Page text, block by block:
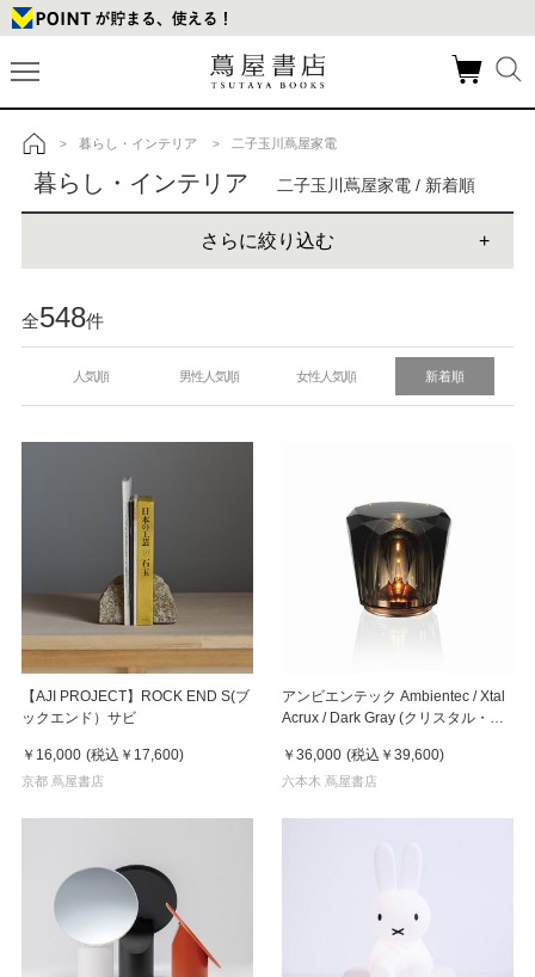
トップ
> 暮らし・インテリア > 二子玉川蔦屋家電
暮らし・インテリア 二子玉川蔦屋家電 / 新着順
さらに絞り込む
全548件
人気順 男性人気順 女性人気順 新着順
【AJI PROJECT】ROCK END S(ブ
ックエンド）サビ
￥16,000 (税込 ￥17,600)
京都 蔦屋書店
アンビエンテック Ambientec / Xtal
Acrux / Dark Gray (クリスタル・ア
￥36,000 (税込 ￥39,600)
六本木 蔦屋書店